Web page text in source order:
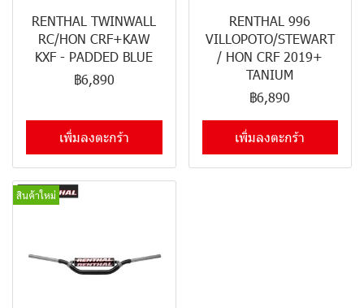
RENTHAL TWINWALL
RC/HON CRF+KAW
KXF - PADDED BLUE
฿6,890
เพิ่มลงตะกร้า
RENTHAL 996
VILLOPOTO/STEWART
/ HON CRF 2019+
TANIUM
฿6,890
เพิ่มลงตะกร้า
สินค้าใหม่